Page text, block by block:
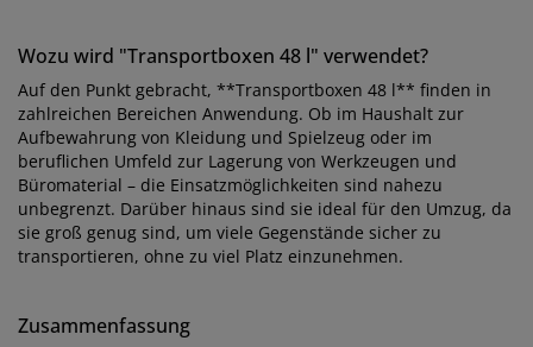
Wozu wird "Transportboxen 48 l" verwendet?
Auf den Punkt gebracht, **Transportboxen 48 l** finden in
zahlreichen Bereichen Anwendung. Ob im Haushalt zur
Aufbewahrung von Kleidung und Spielzeug oder im
beruflichen Umfeld zur Lagerung von Werkzeugen und
Büromaterial – die Einsatzmöglichkeiten sind nahezu
unbegrenzt. Darüber hinaus sind sie ideal für den Umzug, da
sie groß genug sind, um viele Gegenstände sicher zu
transportieren, ohne zu viel Platz einzunehmen.
Zusammenfassung